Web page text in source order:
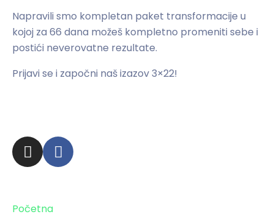
Napravili smo kompletan paket transformacije u
kojoj za 66 dana možeš kompletno promeniti sebe i
postići neverovatne rezultate.
Prijavi se i započni naš izazov 3×22!
Početna